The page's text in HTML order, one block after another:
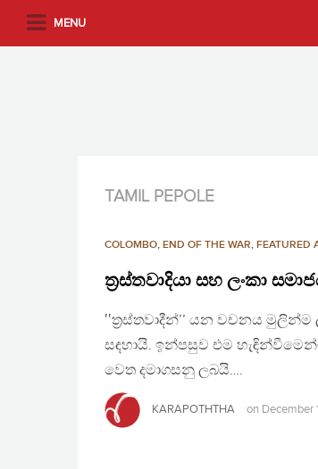
MENU
TAMIL PEPOLE
COLOMBO, END OF THE WAR, FEATURED
ත්‍රස්තවාදියා සහ ලංකා
‛‛ත්‍රස්තවාදීන්’’ යන වචනය
සඳහායි. ඉන්පසුව එම
වෙත දමාගසනු ලබයි….
KARAPOTHTHA on December